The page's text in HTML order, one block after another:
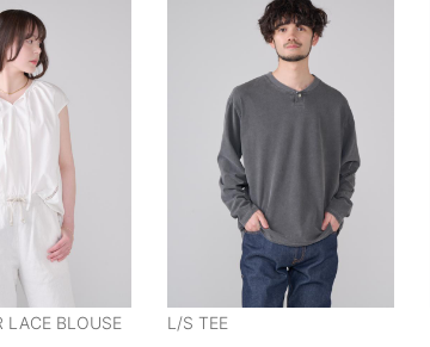
LACE BLOUSE L/S TEE